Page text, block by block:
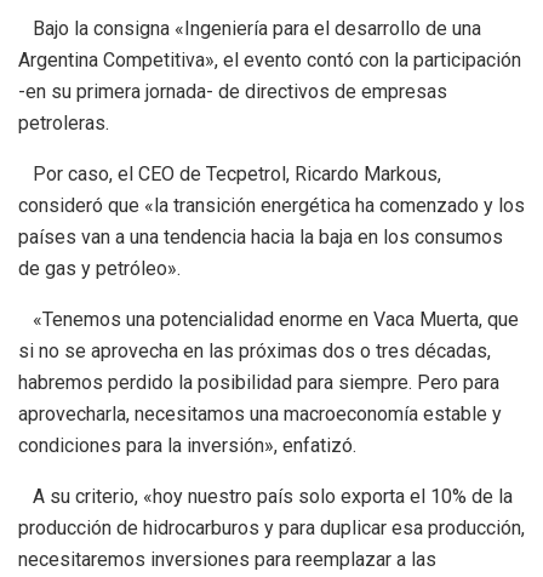
Bajo la consigna «Ingeniería para el desarrollo de una
Argentina Competitiva», el evento contó con la participación
-en su primera jornada- de directivos de empresas
petroleras.
Por caso, el CEO de Tecpetrol, Ricardo Markous,
consideró que «la transición energética ha comenzado y los
países van a una tendencia hacia la baja en los consumos
de gas y petróleo».
«Tenemos una potencialidad enorme en Vaca Muerta, que
si no se aprovecha en las próximas dos o tres décadas,
habremos perdido la posibilidad para siempre. Pero para
aprovecharla, necesitamos una macroeconomía estable y
condiciones para la inversión», enfatizó.
A su criterio, «hoy nuestro país solo exporta el 10% de la
producción de hidrocarburos y para duplicar esa producción,
necesitaremos inversiones para reemplazar a las